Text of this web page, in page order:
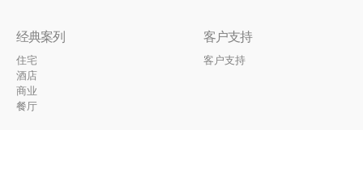
经典案列
住宅
酒店
商业
餐厅
客户支持
客户支持